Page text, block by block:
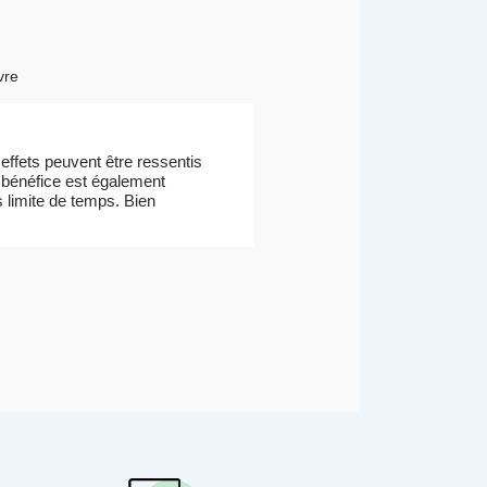
peuvent être ressentis
est également
limite de temps. Bien